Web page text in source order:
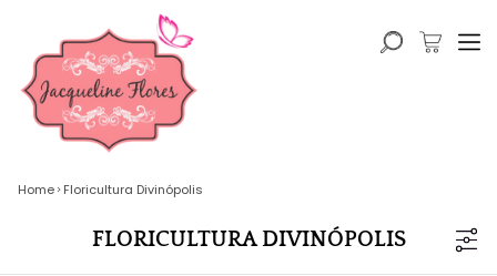
Home Floricultura Divinópolis
FLORICULTURA DIVINÓPOLIS